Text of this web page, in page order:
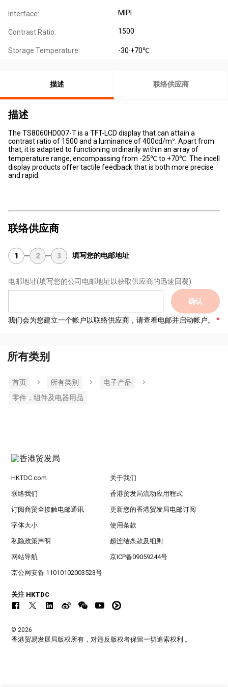
Interface: MIPI
Contrast Ratio: 1500
Storage Temperature: -30·+70℃
描述 联络供应商
描述
The TS8060HD007-T is a TFT-LCD display that can attain a
contrast ratio of 1500 and a luminance of 400cd/m². Apart from
that, it is adapted to functioning ordinarily within an array of
temperature range, encompassing from -25℃ to +70℃. The incell
display products offer tactile feedback that is both more precise
and rapid.
联络供应商
1 2 3 填写您的电邮地址
电邮地址(填写您的公司电邮地址以获取供应商的迅速回覆)
确认
我们会为您建立一个帐户以联络供应商，请查看电邮并启动帐户。
所有类别
首页 所有类別
电子产品
零件，组件及电器用品
HKTDC.com 关于我们
联络我们 香港贸发局流动应用程式
订阅商贸全接触电邮通讯 更新您的香港贸发局电邮订阅
字体大小 使用条款
私隐政策声明 超连结条款及细则
网站导航 京ICP备09059244号
京公网安备 11010102003523号
关注 HKTDC
© 2026
香港贸易发展局版权所有，对违反版权者保留一切追索权利 。